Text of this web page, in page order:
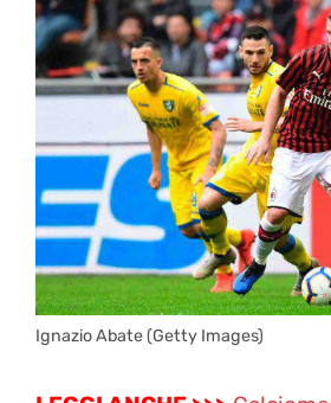
Ignazio Abate (Getty Images)